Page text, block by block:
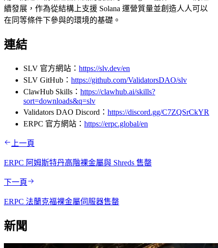
續發展，作為從結構上支援 Solana 運營質量並創造人人可以
在同等條件下參與的環境的基礎。
連結
SLV 官方網站： https://slv.dev/en
SLV GitHub： https://github.com/ValidatorsDAO/slv
ClawHub Skills： https://clawhub.ai/skills?
sort=downloads&q=slv
Validators DAO Discord： https://discord.gg/C7ZQSrCkYR
ERPC 官方網站： https://erpc.global/en
上一頁
ERPC 阿姆斯特丹高階裸金屬與 Shreds 售罄
下一頁
ERPC 法蘭克福裸金屬伺服器售罄
新聞